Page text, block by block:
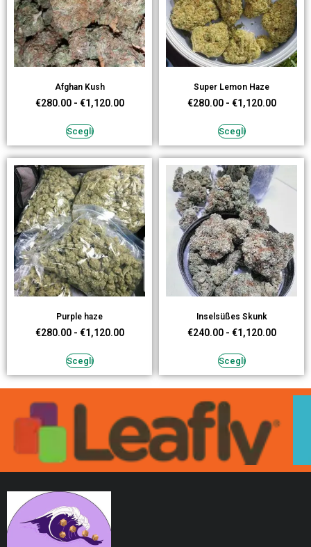
Afghan Kush
€280.00 - €1,120.00
Scegli
Super Lemon Haze
€280.00 - €1,120.00
Scegli
Purple haze
€280.00 - €1,120.00
Scegli
Inselsüßes Skunk
€240.00 - €1,120.00
Scegli